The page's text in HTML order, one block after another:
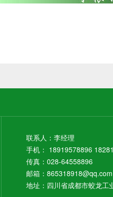
联系人：李经理
手机： 18919578896
传真：028-64558896
邮箱：865318918@qq.com
地址：四川省成都市蛟龙工